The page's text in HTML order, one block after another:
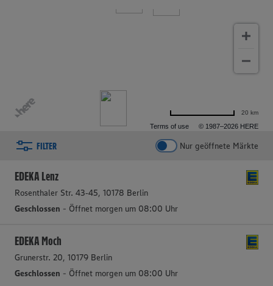
Terms of use © 1987–2026 HERE
20 km
FILTER Nur geöffnete Märkte
2 aktive Filter Filter zurücksetzen
EDEKA Lenz
Rosenthaler Str. 43‑45, 10178 Berlin
Geschlossen - Öffnet morgen um 08:00 Uhr
EDEKA Moch
Grunerstr. 20, 10179 Berlin
Geschlossen - Öffnet morgen um 08:00 Uhr